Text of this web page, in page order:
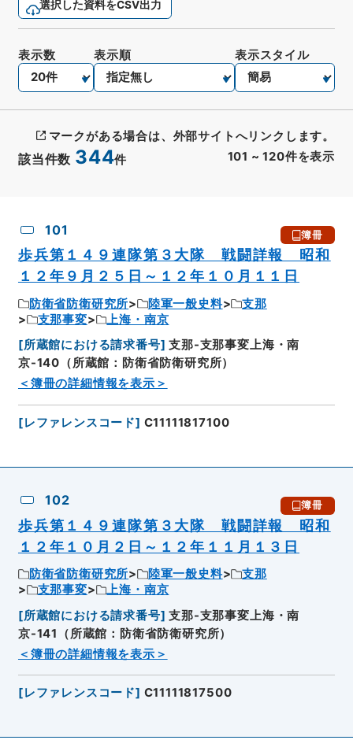
選択した資料をCSV出力
該当件数 344件 101 ~ 120件を表示
表示数 表示順 表示スタイル
マークがある場合は、外部サイトへリンクします。
101 簿冊
歩兵第１４９連隊第３大隊 戦闘詳報 昭和
１２年９月２５日～１２年１０月１１日
防衛省防衛研究所 陸軍一般史料
支那
支那事変
上海・南京
[所蔵館における請求番号] 支那-支那事変上海・南
京-140（所蔵館：防衛省防衛研究所）
＜簿冊の詳細情報を表示＞
[レファレンスコード] C11111817100
102 簿冊
歩兵第１４９連隊第３大隊 戦闘詳報 昭和
１２年１０月２日～１２年１１月１３日
防衛省防衛研究所 陸軍一般史料
支那
支那事変
上海・南京
[所蔵館における請求番号] 支那-支那事変上海・南
京-141（所蔵館：防衛省防衛研究所）
＜簿冊の詳細情報を表示＞
[レファレンスコード] C11111817500